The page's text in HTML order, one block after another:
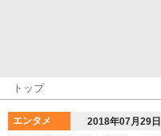
トップ
エンタメ 2018年07月29日